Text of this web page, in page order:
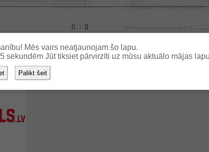
produkcijas interneta veikals
Mēs vairs neatjaunojam šo lapu.
4sekundēm Jūt tiksiet pārvirzīti uz mūsu aktuālo mājas
Palikt šeit